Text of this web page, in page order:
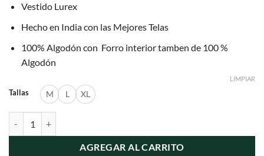
original
era:
$16.990.
es:
$14.000.
Vestido Lurex
Hecho en India con las Mejores Telas
100% Algodón con Forro interior tamben de 100 %
Algodón
Tallas M L XL
LIMPIAR
AGREGAR AL CARRITO